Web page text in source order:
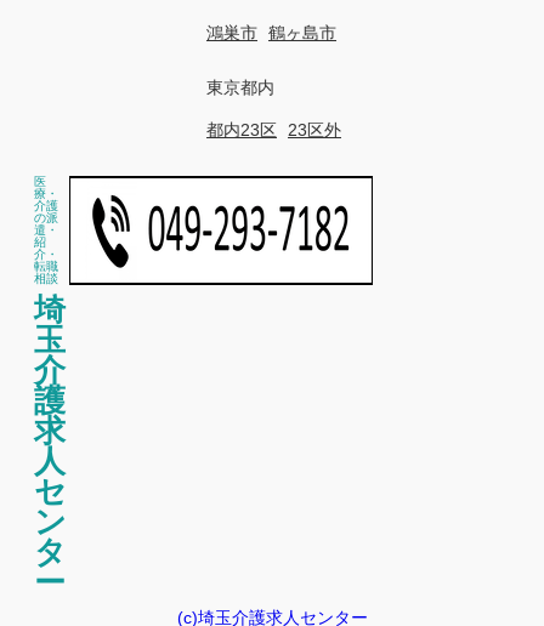
鴻巣市 鶴ヶ島市
東京都内
都内23区 23区外
医
療・
介護
の派
遣・
紹
介・
転職
相談
埼
玉
介
護
求
人
セ
ン
タ
ー
(c)埼玉介護求人センター